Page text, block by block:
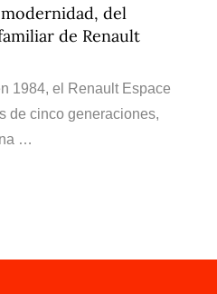
del
de Renault
1984, el Renault Espace
de cinco generaciones,
…